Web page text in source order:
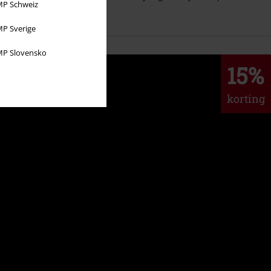
Schweiz
Sverige
Slovensko
15%
korting